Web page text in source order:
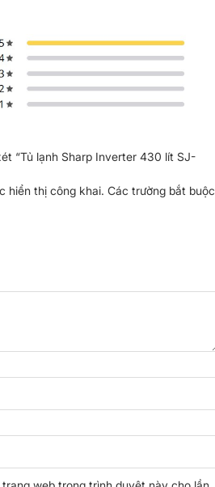
“Tủ lạnh Sharp Inverter 430 lít SJ-
hiển thị công khai. Các trường bắt buộc